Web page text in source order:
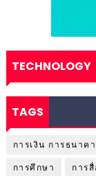
TECHNOLOGY
TAGS
การเงิน การธนาค
การศึกษา
การ